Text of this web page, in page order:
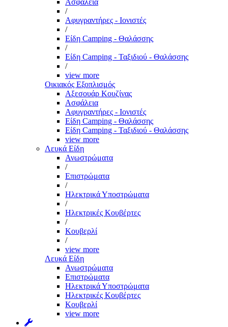
Ασφάλεια
/
Αφυγραντήρες - Ιονιστές
/
Είδη Camping - Θαλάσσης
/
Είδη Camping - Ταξιδιού - Θαλάσσης
/
view more
Οικιακός Εξοπλισμός
Αξεσουάρ Κουζίνας
Ασφάλεια
Αφυγραντήρες - Ιονιστές
Είδη Camping - Θαλάσσης
Είδη Camping - Ταξιδιού - Θαλάσσης
view more
Λευκά Είδη
Ανωστρώματα
/
Επιστρώματα
/
Ηλεκτρικά Υποστρώματα
/
Ηλεκτρικές Κουβέρτες
/
Κουβερλί
/
view more
Λευκά Είδη
Ανωστρώματα
Επιστρώματα
Ηλεκτρικά Υποστρώματα
Ηλεκτρικές Κουβέρτες
Κουβερλί
view more